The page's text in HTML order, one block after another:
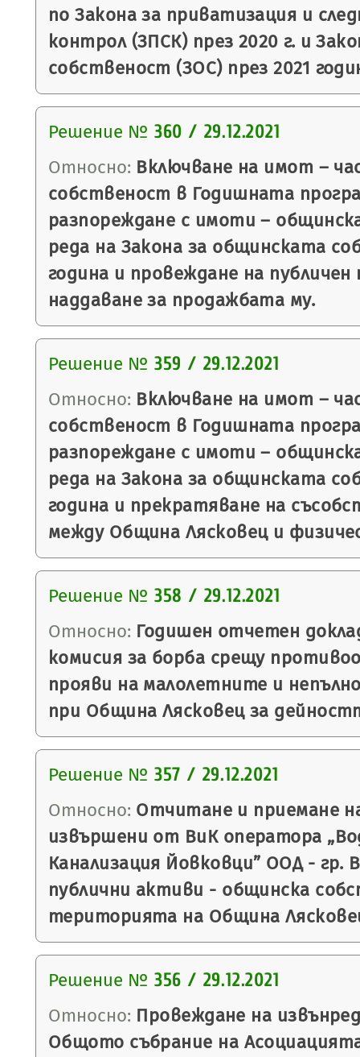
по Закона за приватизация и
контрол (ЗПСК) през 2020 г. и
собственост (ЗОС) през 2021
Решение № 360 / 29.12.2021
Относно: Включване на имот –
собственост в Годишната
разпореждане с имоти –
реда на Закона за общинската
година и провеждане на
наддаване за продажбата му.
Решение № 359 / 29.12.2021
Относно: Включване на имот –
собственост в Годишната
разпореждане с имоти –
реда на Закона за общинската
година и прекратяване на
между Община Лясковец и
Решение № 358 / 29.12.2021
Относно: Годишен отчетен
комисия за борба срещу
прояви на малолетните и
при Община Лясковец за
Решение № 357 / 29.12.2021
Относно: Отчитане и приемане
извършени от ВиК оператора
Канализация Йовковци” ООД - гр.
публични активи - общинска
територията на Община
Решение № 356 / 29.12.2021
Относно: Провеждане на
Общото събрание на